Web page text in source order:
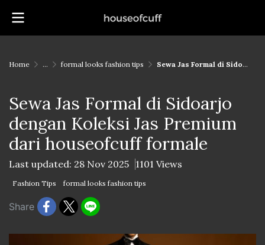
Home ... formal looks fashion tips Sewa Jas Formal di Sidoarjo dengan Koleksi Jas Premium dari houseofcuff formale
Sewa Jas Formal di Sidoarjo
dengan Koleksi Jas Premium
dari houseofcuff formale
Last updated: 28 Nov 2025 1101 Views
Fashion Tips formal looks fashion tips
Share